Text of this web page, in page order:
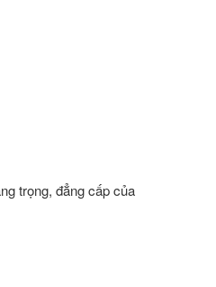
trọng, đẳng cấp của